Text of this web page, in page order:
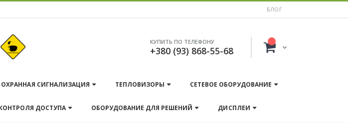
БЛОГ
КУПИТЬ ПО ТЕЛЕФОНУ
+380 (93) 868-55-68
ОХРАННАЯ СИГНАЛИЗАЦИЯ ТЕПЛОВИЗОРЫ СЕТЕВОЕ ОБОРУДОВАНИЕ
ДОСТУПА ОБОРУДОВАНИЕ ДЛЯ РЕШЕНИЙ ДИСПЛЕИ